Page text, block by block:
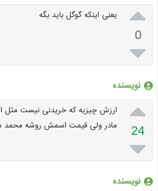

0

یعنی اینکه گوگل باید بگه
نویسنده

24

ارزش چیزیه که خریدنی نیست مثل
مادر ولی قیمت اسمش روشه محمد
نویسنده